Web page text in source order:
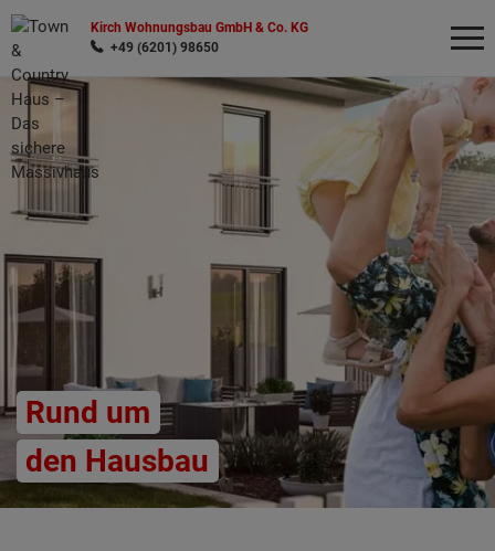
Kirch Wohnungsbau GmbH & Co. KG
+49 (6201) 98650
Rund um
den Hausbau
Wonach möchten Sie suchen?